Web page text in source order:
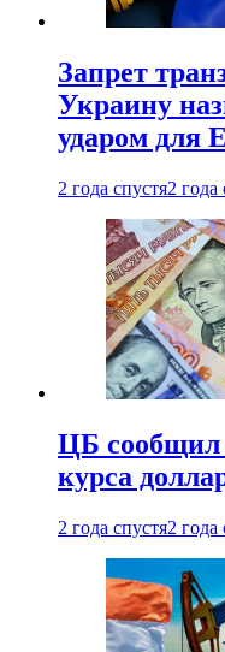
Запрет
Украину
ударом для
2 года спустя2 года
ЦБ сообщил
курса
2 года спустя2 года